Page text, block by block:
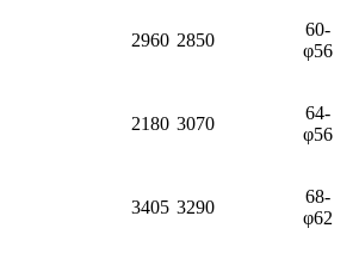
2960 2850
60-
φ56
2180 3070
64-
φ56
3405 3290
68-
φ62